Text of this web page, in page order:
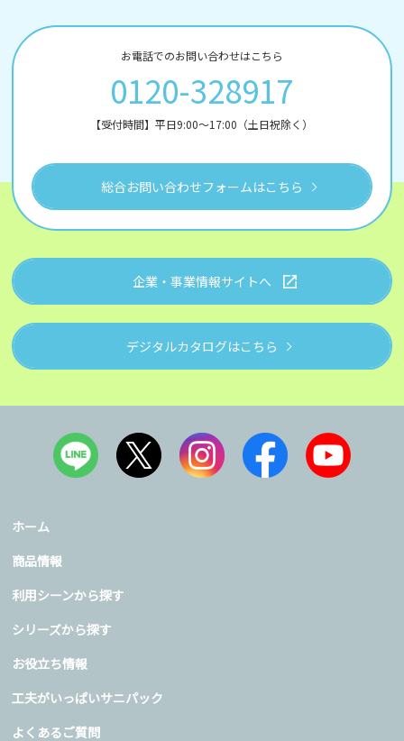
お電話でのお問い合わせはこちら
0120-328917
【受付時間】平日9:00～17:00（土日祝除く）
総合お問い合わせフォームはこちら
企業・事業情報サイトへ
デジタルカタログはこちら
ホーム
商品情報
利用シーンから探す
シリーズから探す
お役立ち情報
工夫がいっぱいサニパック
よくあるご質問